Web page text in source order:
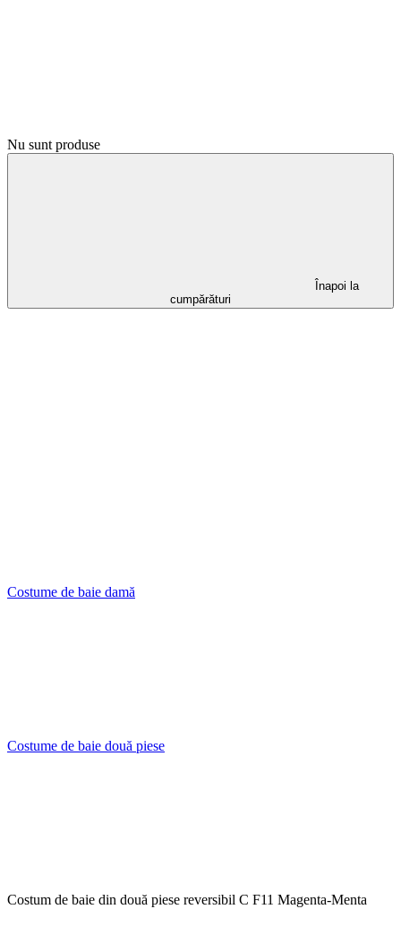
Nu sunt produse
Înapoi la
cumpărături
Costume de baie damă
Costume de baie două piese
Costum de baie din două piese reversibil C F11 Magenta-Menta